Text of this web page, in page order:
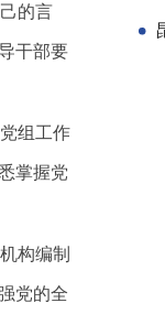
的言
干部要
组工作
掌握党
构编制
党的全